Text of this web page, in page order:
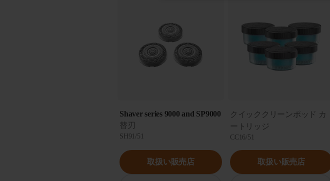
Shaver series 9000 and SP9000
替刃
SH91/51
取扱い販売店
クイッククリーンポッド カ
ートリッジ
CC16/51
取扱い販売店